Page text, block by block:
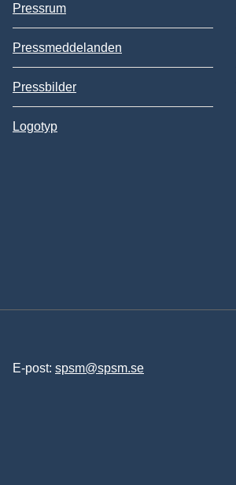
Pressrum
Pressmeddelanden
Pressbilder
Logotyp
E-post: spsm@spsm.se